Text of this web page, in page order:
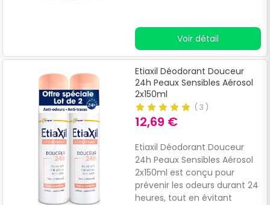
transpiration.Formulé avec
de la terre de Diatomée aux
propriétés antibactériennes,
un complexe végétal anti
humidité à base de prêle et
de sauge pour adoucir la
peau, ainsi que du citrate de
zinc agissant comme
transpiration, ce déodorant
offre une action complète.
Voir détail
Etiaxil Déodorant Douceur
24h Peaux Sensibles Aérosol
2x150ml
( 3 )
12,69 €
Etiaxil Déodorant Douceur
24h Peaux Sensibles Aérosol
2x150ml est conçu pour
prévenir les odeurs durant 24
heures, tout en évitant